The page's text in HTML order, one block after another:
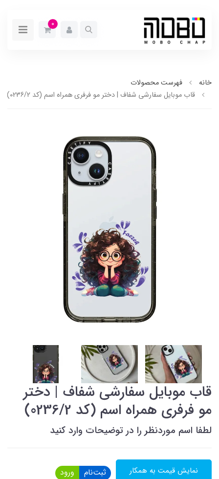
0
خانه
فهرست محصولات
قاب موبایل سفارشی شفاف | دختر مو فرفری همراه اسم (کد 0236/2)
قاب موبایل سفارشی شفاف | دختر
مو فرفری همراه اسم (کد 0236/2)
لطفا اسم موردنظر را در توضیحات وارد کنید
نمایش قیمت به همکار ثبت‌نام ورود